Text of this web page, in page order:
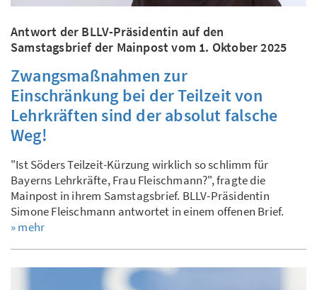
Antwort der BLLV-Präsidentin auf den
Samstagsbrief der Mainpost vom 1. Oktober 2025
Zwangsmaßnahmen zur
Einschränkung bei der Teilzeit von
Lehrkräften sind der absolut falsche
Weg!
"Ist Söders Teilzeit-Kürzung wirklich so schlimm für
Bayerns Lehrkräfte, Frau Fleischmann?", fragte die
Mainpost in ihrem Samstagsbrief. BLLV-Präsidentin
Simone Fleischmann antwortet in einem offenen Brief.
» mehr